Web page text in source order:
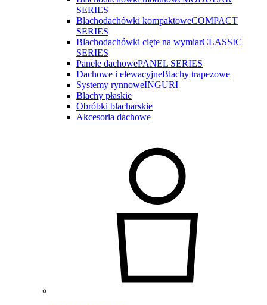
SERIES
Blachodachówki kompaktoweCOMPACT
SERIES
Blachodachówki cięte na wymiarCLASSIC
SERIES
Panele dachowePANEL SERIES
Dachowe i elewacyjneBlachy trapezowe
Systemy rynnoweINGURI
Blachy płaskie
Obróbki blacharskie
Akcesoria dachowe